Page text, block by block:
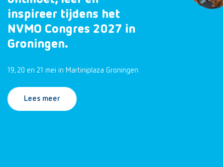
inspireer tijdens het
NVMO Congres 2027 in
Groningen.
19, 20 en 21 mei in Martiniplaza Groningen
Lees meer